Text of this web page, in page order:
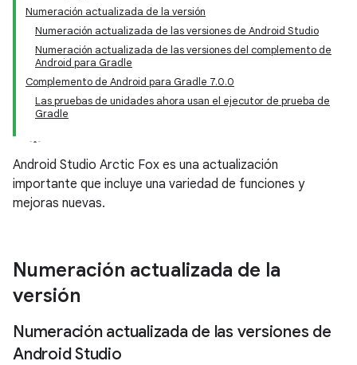
Numeración actualizada de la versión
Numeración actualizada de las versiones de Android Studio
Numeración actualizada de las versiones del complemento de
Android para Gradle
Complemento de Android para Gradle 7.0.0
Las pruebas de unidades ahora usan el ejecutor de prueba de
Gradle
Android Studio Arctic Fox es una actualización
importante que incluye una variedad de funciones y
mejoras nuevas.
Numeración actualizada de la
versión
Numeración actualizada de las versiones de
Android Studio